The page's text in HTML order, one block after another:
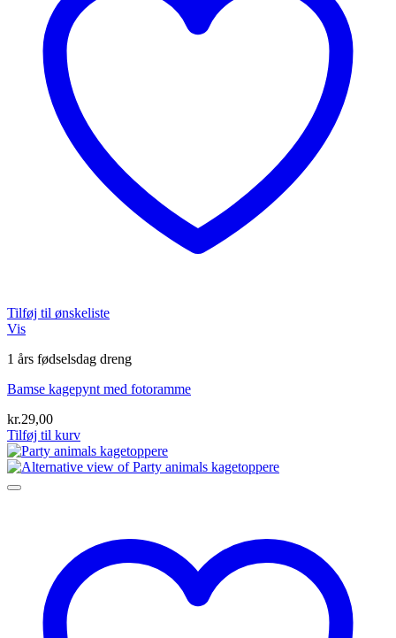
Tilføj til ønskeliste
Vis
1 års fødselsdag dreng
Bamse kagepynt med fotoramme
kr.29,00
Tilføj til kurv